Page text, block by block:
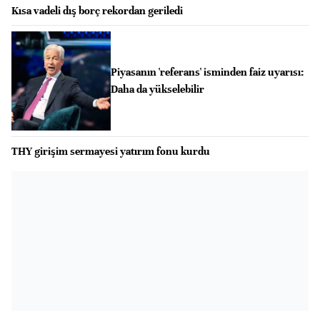
Kısa vadeli dış borç rekordan geriledi
Piyasanın 'referans' isminden faiz uyarısı:
Daha da yükselebilir
THY girişim sermayesi yatırım fonu kurdu